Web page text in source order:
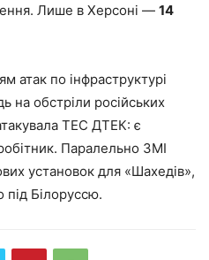
Лише в Херсоні — 14
атак по інфраструктурі
на обстріли російських
ТЕС ДТЕК: є
Паралельно ЗМІ
установок для «Шахедів»,
під Білоруссю.